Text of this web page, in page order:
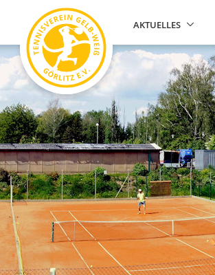
AKTUELLES